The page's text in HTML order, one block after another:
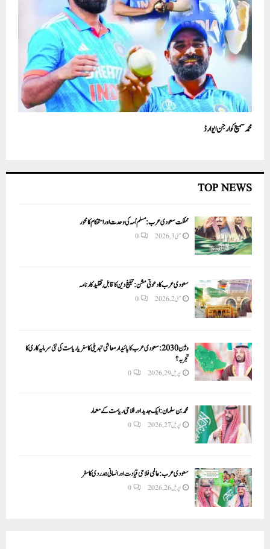
محمد سمیع کو ارجن ایوارڈ
TOP NEWS
مملکت سعودی عرب: مسلم اُمہ کی وحدت اور استحکام کا محور
مئی 3, 2026 0
سعودی عرب کا دعوتی مشن: تبلیغ دین کا قابلِ تقلید کارنامہ
مئی 2, 2026 0
وژن 2030:سعودی عرب کا پائیدار معاشی تبدیلی کا سفر یا ریاست کی نئی سرمایہ کاری کا
تجربہ؟
اپریل 29, 2026 0
محمد بن سلمان: ایک جدید اور فلاحی ریاست کے معمار
اپریل 27, 2026 0
سعودی عرب: عالمی فلاحی قیادت اور انسانی ہمدردی کا سفر
اپریل 26, 2026 0